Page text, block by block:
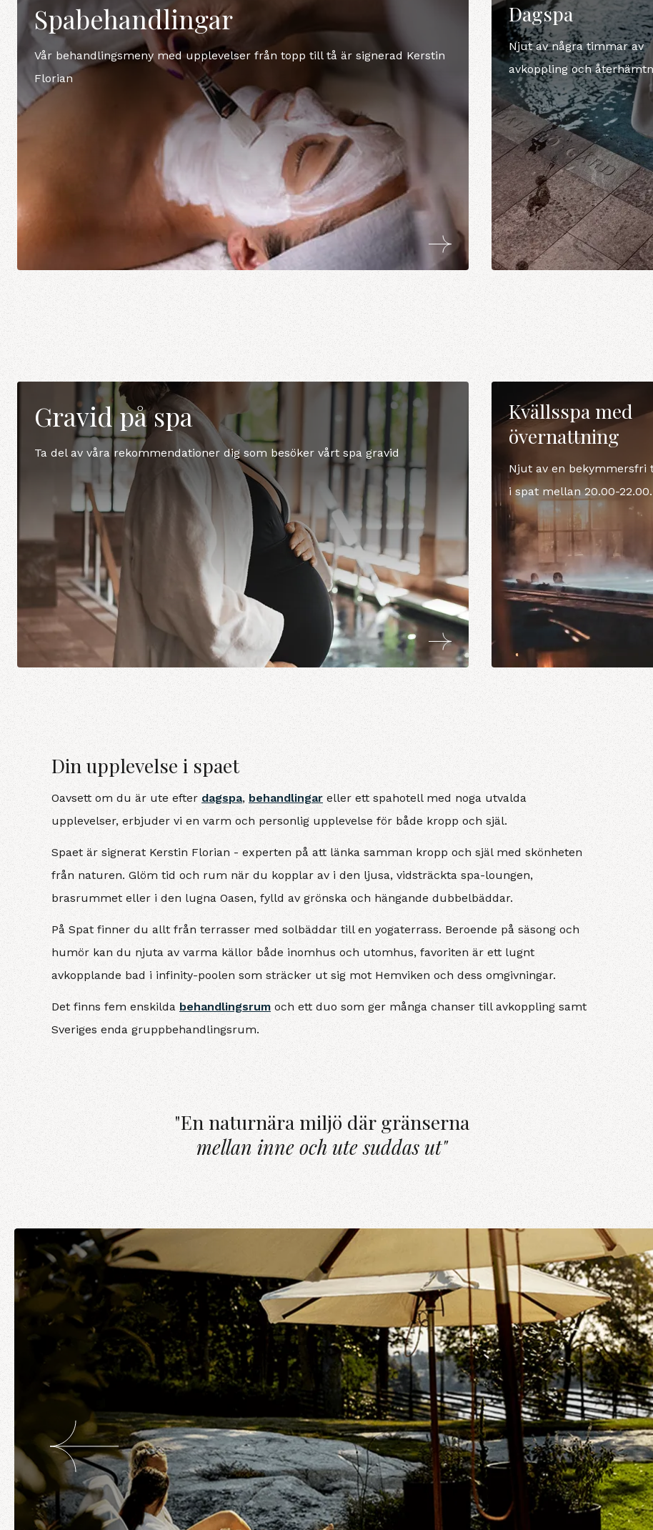
Spabehandlingar
Vår behandlingsmeny med upplevelser från topp till tå är signerad Kerstin
Florian
Dagspa
Njut av några timmar av
avkoppling och
Gravid på spa
Ta del av våra rekommendationer dig som besöker vårt spa gravid
Kvällsspa med
övernattning
Njut av en bekymmersfri
i spat mellan 20.00-22.00.
Din upplevelse i spaet
Oavsett om du är ute efter dagspa, behandlingar eller ett spahotell med noga utvalda
upplevelser, erbjuder vi en varm och personlig upplevelse för både kropp och själ.
Spaet är signerat Kerstin Florian - experten på att länka samman kropp och själ med skönheten
från naturen. Glöm tid och rum när du kopplar av i den ljusa, vidsträckta spa-loungen,
brasrummet eller i den lugna Oasen, fylld av grönska och hängande dubbelbäddar.
På Spat finner du allt från terrasser med solbäddar till en yogaterrass. Beroende på säsong och
humör kan du njuta av varma källor både inomhus och utomhus, favoriten är ett lugnt
avkopplande bad i infinity-poolen som sträcker ut sig mot Hemviken och dess omgivningar.
Det finns fem enskilda behandlingsrum och ett duo som ger många chanser till avkoppling samt
Sveriges enda gruppbehandlingsrum.
"En naturnära miljö där gränserna
mellan inne och ute suddas ut"